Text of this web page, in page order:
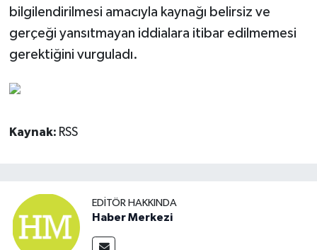
bilgilendirilmesi amacıyla kaynağı belirsiz ve
gerçeği yansıtmayan iddialara itibar edilmemesi
gerektiğini vurguladı.
Kaynak: RSS
EDITÖR HAKKINDA
Haber Merkezi